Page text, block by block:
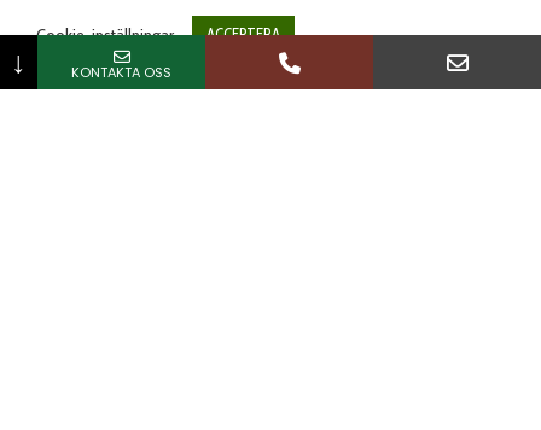
116.25kr
481.25kr
Cookie-inställningar ACCEPTERA
↓ KONTAKTA OSS